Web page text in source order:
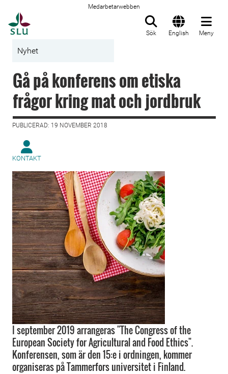
Medarbetarwebben
Sök English Meny
Nyhet
Gå på konferens om etiska
frågor kring mat och jordbruk
PUBLICERAD: 19 NOVEMBER 2018
KONTAKT
I september 2019 arrangeras "The Congress of the
European Society for Agricultural and Food Ethics".
Konferensen, som är den 15:e i ordningen, kommer
organiseras på Tammerfors universitet i Finland.